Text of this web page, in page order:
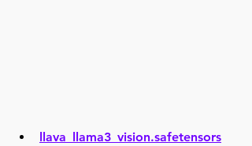
llava_llama3_vision.safetensors